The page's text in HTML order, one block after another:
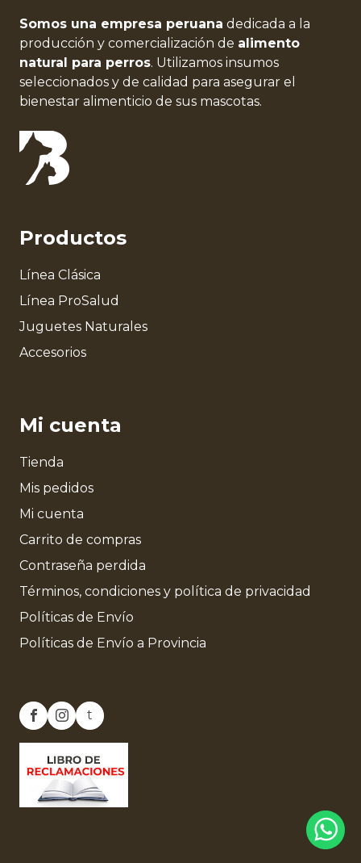
Somos una empresa peruana dedicada a la
producción y comercialización de alimento
natural para perros. Utilizamos insumos
seleccionados y de calidad para asegurar el
bienestar alimenticio de sus mascotas.
Productos
Línea Clásica
Línea ProSalud
Juguetes Naturales
Accesorios
Mi cuenta
Tienda
Mis pedidos
Mi cuenta
Carrito de compras
Contraseña perdida
Términos, condiciones y política de privacidad
Políticas de Envío
Políticas de Envío a Provincia
t